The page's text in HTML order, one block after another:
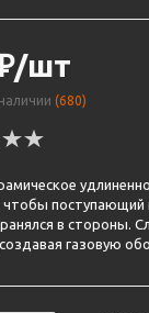
/шт
(680)
чтобы поступающий
в стороны.
газовую